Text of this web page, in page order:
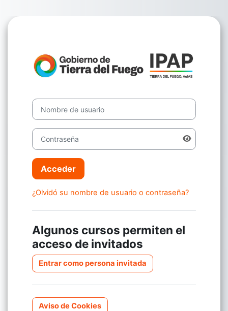
Entrar a
Nombre de usuario
Contraseña
Acceder
¿Olvidó su nombre de usuario o contraseña?
Algunos cursos permiten el
acceso de invitados
Entrar como persona invitada
Aviso de Cookies